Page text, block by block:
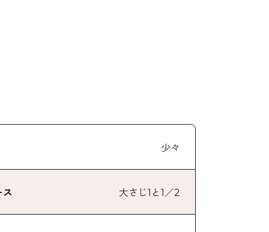
少々
ス 大さじ1と1／2